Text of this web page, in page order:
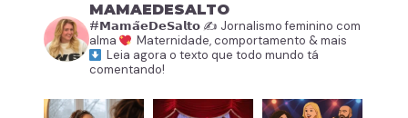
MAMAEDESALTO
#𝗠𝗮𝗺𝗮̃𝗲𝗗𝗲𝗦𝗮𝗹𝘁𝗼 ✍️ Jornalismo feminino com
alma
Maternidade, comportamento & mais
Leia agora o texto que todo mundo tá
comentando!